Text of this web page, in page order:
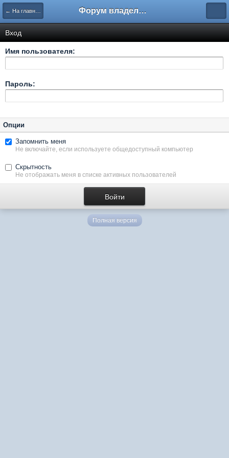
← На главную Форум владельцев интернет-магазинов
Вход
Имя пользователя:
Пароль:
Опции
Запомнить меня
Не включайте, если используете общедоступный компьютер
Скрытность
Не отображать меня в списке активных пользователей
Полная версия